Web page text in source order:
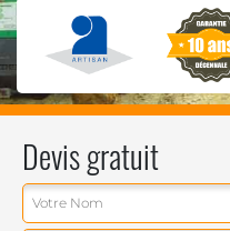
Devis gratuit